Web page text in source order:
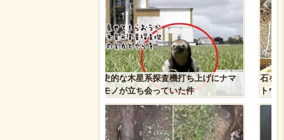
石を卵と思い込み温め続けていたハク
トウワシのオスに孤児のヒナが託さ
れ、お世話をするように【続編】